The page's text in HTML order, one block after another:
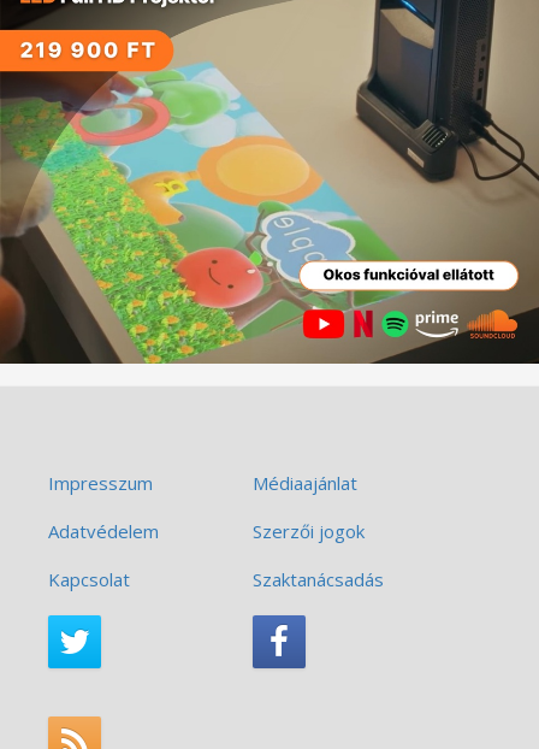
Impresszum
Médiaajánlat
Adatvédelem
Szerzői jogok
Kapcsolat
Szaktanácsadás